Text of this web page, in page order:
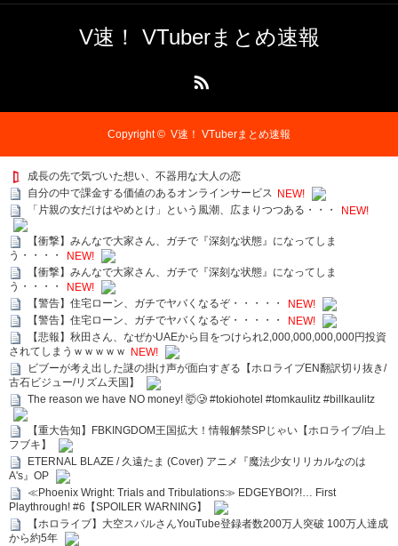
V速！ VTuberまとめ速報
Copyright © V速！ VTuberまとめ速報
成長の先で気づいた想い、不器用な大人の恋
自分の中で課金する価値のあるオンラインサービス NEW!
「片親の女だけはやめとけ」という風潮、広まりつつある・・・
NEW!
【衝撃】みんなで大家さん、ガチで『深刻な状態』になってしま
う・・・・
NEW!
【衝撃】みんなで大家さん、ガチで『深刻な状態』になってしま
う・・・・
NEW!
【警告】住宅ローン、ガチでヤバくなるぞ・・・・・
NEW!
【警告】住宅ローン、ガチでヤバくなるぞ・・・・・
NEW!
【悲報】秋田さん、なぜかUAEから目をつけられ2,000,000,000,000円投資
されてしまうｗｗｗｗｗ NEW!
ビブーが考え出した謎の掛け声が面白すぎる【ホロライブEN翻訳切り抜き/
古石ビジュー/リズム天国】
The reason we have NO money! 🤯🥲 #tokiohotel #tomkaulitz #billkaulitz
【重大告知】FBKINGDOM王国拡大！情報解禁SPじゃい【ホロライブ/白上
フブキ】
ETERNAL BLAZE / 久遠たま (Cover) アニメ『魔法少女リリカルなのは
A's』OP
≪Phoenix Wright: Trials and Tribulations≫ EDGEYBOI?!… First
Playthrough! #6【SPOILER WARNING】
【ホロライブ】大空スバルさんYouTube登録者数200万人突破 100万人達成
から約5年